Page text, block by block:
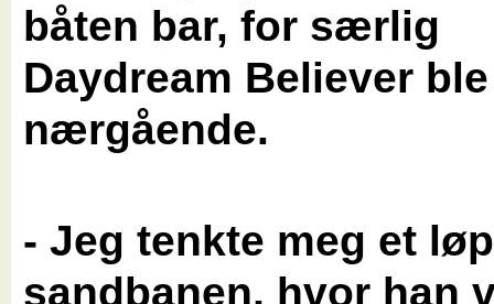
båten bar, for særlig
Daydream Believer ble
nærgående.
- Jeg tenkte meg et
sandbanen, hvor han